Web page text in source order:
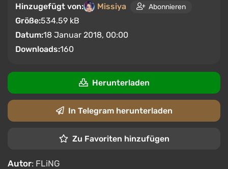
Hinzugefügt von:
Missiya Abonnieren
Größe:534.59 kB
Datum:18 Januar 2018, 00:00
Downloads:160
Herunterladen
In Telegram herunterladen
Zu Favoriten hinzufügen
Autor: FLiNG